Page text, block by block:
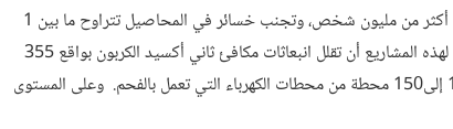
وقد تبيّن وفقا للتقديرات أن المنافع الإجمالية تشمل إنقاذ حياة أكثر من مليون شخص، وتجنب خسائر في المحاصيل تتراوح ما بين 1
إلى 1.5 مليون طن، وخلق حوالي 200 ألف فرصة عمل. ويمكن لهذه المشاريع أن تقلل انبعاثات مكافئ ثاني أكسيد الكربون بواقع 355
مليون إلى520 مليون طن متري، أي ما يعادل إغلاق قرابة 100 إلى150 محطة من محطات الكهرباء التي تعمل بالفحم. وعلى المستوى